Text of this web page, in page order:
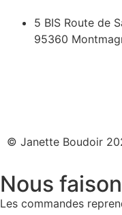
5 BIS Route de
95360
© Janette Boudoir
Nous
Les commandes